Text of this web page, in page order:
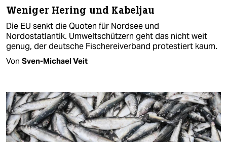
Weniger Hering und Kabeljau
Die EU senkt die Quoten für Nordsee und
Nordostatlantik. Umweltschützern geht das nicht weit
genug, der deutsche Fischereiverband protestiert kaum.
Von Sven-Michael Veit